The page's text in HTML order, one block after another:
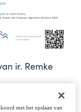
ir. Remke
met het opslaan van